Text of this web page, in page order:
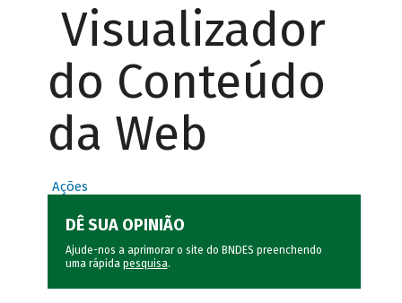
Visualizador
do Conteúdo
da Web
Ações
DÊ SUA OPINIÃO
Ajude-nos a aprimorar o site do BNDES preenchendo
uma rápida pesquisa.